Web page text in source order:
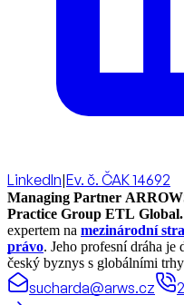
LinkedIn|Ev. č. ČAK 14692
Managing Partner
Practice Group ETL Global.
expertem na mezinárodní
právo. Jeho profesní dráha je
český byznys s globálními
realizoval právní projekty a
zemích světa.
sucharda@arws.cz